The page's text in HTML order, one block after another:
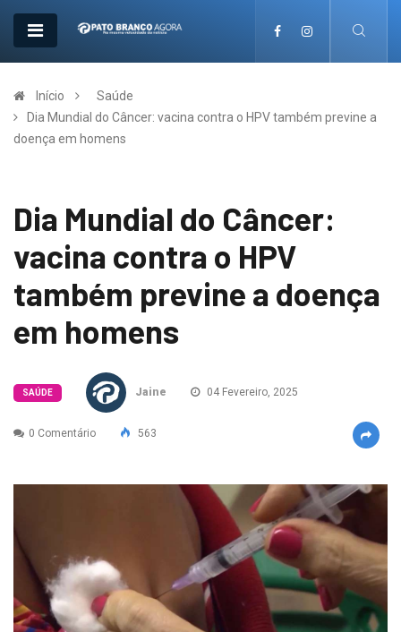
Início
Saúde
Dia Mundial do Câncer: vacina contra o HPV também previne a
doença em homens
Dia Mundial do Câncer:
vacina contra o HPV
também previne a doença
em homens
SAÚDE Jaine 04 Fevereiro, 2025
0 Comentário 563